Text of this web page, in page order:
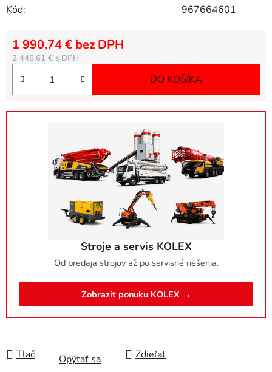
Kód:
967664601
2 448,61 €
1 990,74 € bez DPH
DO KOŠÍKA
Stroje a servis KOLEX
Od predaja strojov až po servisné riešenia.
Zobraziť ponuku KOLEX →
Tlač Opýtať sa Zdieľať